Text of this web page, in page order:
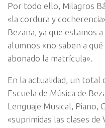
Por todo ello, Milagros
«la cordura y
Bezana, ya que estamos
alumnos «no saben a
abonado la matrícula».
En la actualidad, un total
Escuela de Música de
Lenguaje Musical, Piano,
«suprimidas las clases de